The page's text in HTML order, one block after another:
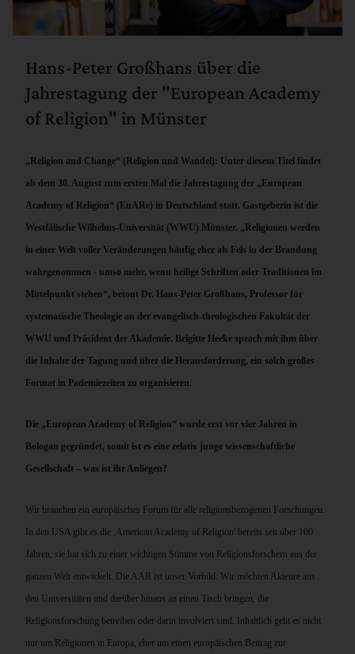
Hans-Peter Großhans über die
Jahrestagung der "European Academy
of Religion" in Münster
„Religion and Change“ (Religion und Wandel): Unter diesem Titel findet
ab dem 30. August zum ersten Mal die Jahrestagung der „European
Academy of Religion“ (EuARe) in Deutschland statt. Gastgeberin ist die
Westfälische Wilhelms-Universität (WWU) Münster. „Religionen werden
in einer Welt voller Veränderungen häufig eher als Fels in der Brandung
wahrgenommen - umso mehr, wenn heilige Schriften oder Traditionen im
Mittelpunkt stehen“, betont Dr. Hans-Peter Großhans, Professor für
systematische Theologie an der evangelisch-theologischen Fakultät der
WWU und Präsident der Akademie. Brigitte Heeke sprach mit ihm über
die Inhalte der Tagung und über die Herausforderung, ein solch großes
Format in Pademiezeiten zu organisieren.
Die „European Academy of Religion“ wurde erst vor vier Jahren in
Bologan gegründet, somit ist es eine relativ junge wissenschaftliche
Gesellschaft – was ist ihr Anliegen?
Wir brauchen ein europäisches Forum für alle religionsbezogenen Forschungen.
In den USA gibt es die ,American Academy of Religion' bereits seit über 100
Jahren, sie hat sich zu einer wichtigen Stimme von Religionsforschern aus der
ganzen Welt entwickelt. Die AAR ist unser Vorbild: Wir möchten Akteure aus
den Universitäten und darüber hinaus an einen Tisch bringen, die
Religionsforschung betreiben oder darin involviert sind. Inhaltlich geht es nicht
nur um Religionen in Europa, eher um einen europäischen Beitrag zur